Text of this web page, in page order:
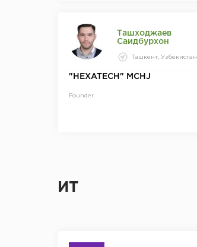
Ташходжаев
Саидбурхон
Ташкент, Узбекистан
"HEXATECH" MCHJ
Founder
ИТ